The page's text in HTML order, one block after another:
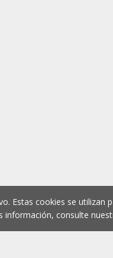
Estas cookies se utilizan
información, consulte